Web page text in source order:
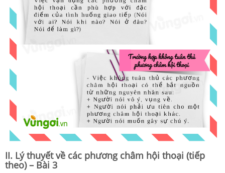
II. Lý thuyết về các phương châm hội thoại (tiếp
theo) – Bài 3